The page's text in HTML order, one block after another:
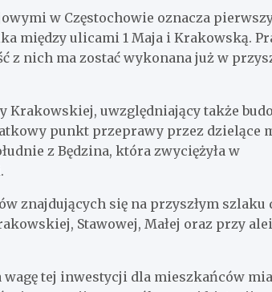
w Częstochowie oznacza
między ulicami 1 Maja i Krakowską.
z nich ma zostać wykonana już w
Krakowskiej, uwzględniający także
punkt przeprawy przez dzielące
z Będzina, która zwyciężyła w
znajdujących się na przyszłym szlaku
Stawowej, Małej oraz przy alei
tej inwestycji dla mieszkańców